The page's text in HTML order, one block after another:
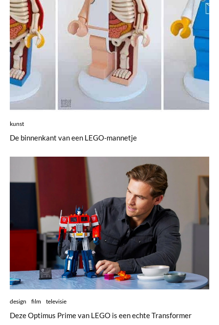
kunst
De binnenkant van een LEGO-mannetje
design film televisie
Deze Optimus Prime van LEGO is een echte Transformer